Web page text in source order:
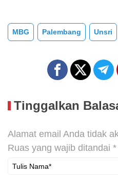
MBG Palembang Unsri
Tinggalkan
Alamat email Anda tidak
Ruas yang wajib ditandai *